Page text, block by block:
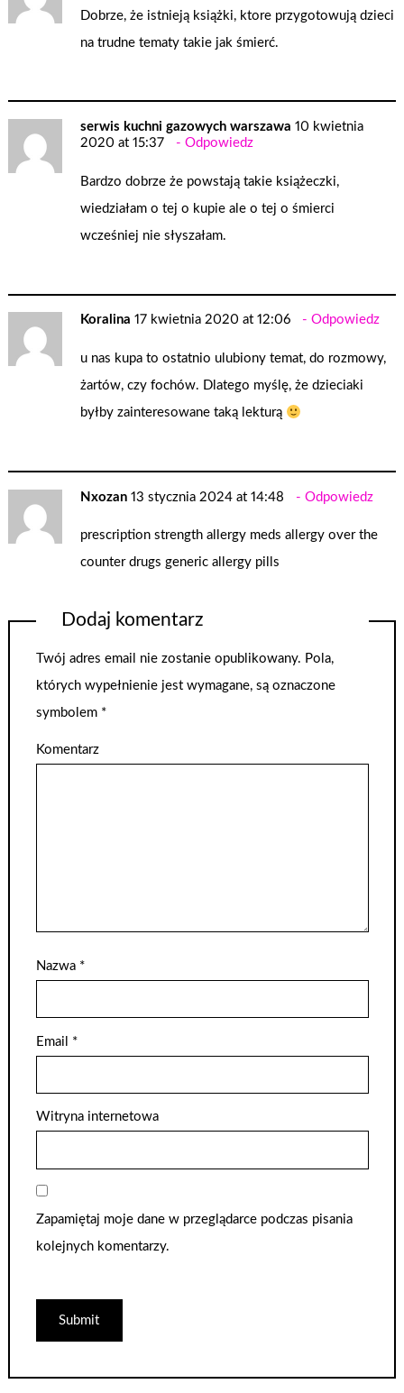
Dobrze, że istnieją książki, ktore przygotowują dzieci
na trudne tematy takie jak śmierć.
serwis kuchni gazowych warszawa 10 kwietnia
2020 at 15:37
Odpowiedz
Bardzo dobrze że powstają takie książeczki,
wiedziałam o tej o kupie ale o tej o śmierci
wcześniej nie słyszałam.
Koralina 17 kwietnia 2020 at 12:06 Odpowiedz
u nas kupa to ostatnio ulubiony temat, do rozmowy,
żartów, czy fochów. Dlatego myślę, że dzieciaki
byłby zainteresowane taką lekturą
Nxozan 13 stycznia 2024 at 14:48 Odpowiedz
prescription strength allergy medsallergy over the
counter drugs generic allergy pills
Dodaj komentarz
Twój adres email nie zostanie opublikowany. Pola,
których wypełnienie jest wymagane, są oznaczone
symbolem *
Komentarz
Nazwa *
Email *
Witryna internetowa
Zapamiętaj moje dane w przeglądarce podczas pisania
kolejnych komentarzy.